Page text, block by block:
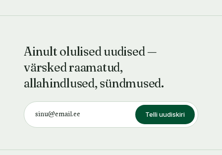
Ainult olulised uudised —
värsked raamatud,
allahindlused, sündmused.
Telli uudiskiri